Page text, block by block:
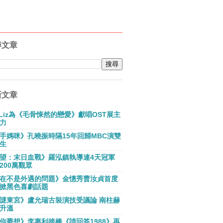
章
章
為《毛骨悚然的戀愛》獻唱OST展主
媽咪》孔曉振時隔15年回歸MBC演雙
：末日血戰》羅泓鎮執導連4天冠軍
萬觀眾
不是外遇的問題》金憓秀曹汝貞首度
黑色喜劇話題
東宮》盧允瑞古裝演技受議論 南柱赫
溫